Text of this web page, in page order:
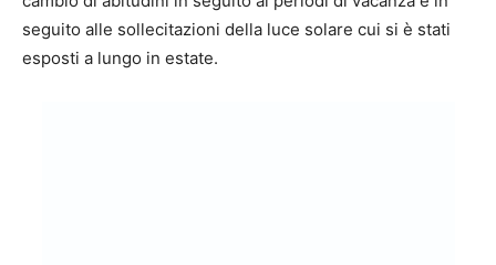
seguito alle sollecitazioni della luce solare cui si è stati
esposti a lungo in estate.